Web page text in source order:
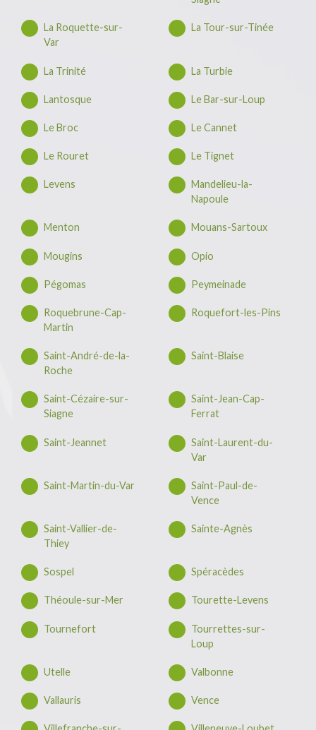
La Roquette-sur-
Var
La Tour-sur-Tinée
La Trinité La Turbie
Lantosque Le Bar-sur-Loup
Le Broc Le Cannet
Le Rouret Le Tignet
Levens
Mandelieu-la-
Napoule
Menton Mouans-Sartoux
Mougins Opio
Pégomas Peymeinade
Roquebrune-Cap-
Martin
Roquefort-les-Pins
Saint-André-de-la-
Roche
Saint-Blaise
Saint-Cézaire-sur-
Siagne
Saint-Jean-Cap-
Ferrat
Saint-Jeannet
Saint-Laurent-du-
Var
Saint-Martin-du-Var
Saint-Paul-de-
Vence
Saint-Vallier-de-
Thiey
Sainte-Agnès
Sospel Spéracèdes
Théoule-sur-Mer Tourette-Levens
Tournefort
Tourrettes-sur-
Loup
Utelle Valbonne
Vallauris Vence